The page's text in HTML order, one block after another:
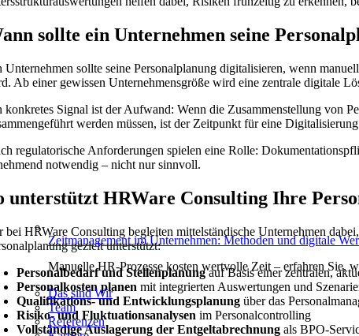
Zeitmanagement im Unternehmen: Methoden und digitale
Manuelle HR-Prozesse kosten wertvolle Zeit – erfahren Sie,
Das sind Wir
Team
Referenzen
sollte ein Unternehmen seine
Unternehmen sollte seine Personalplanung digitalisieren, wenn
Ab einer gewissen Unternehmensgröße wird eine zentrale digitale
konkretes Signal ist der Aufwand: Wenn die Zusammenstellung von
werden müssen, ist der Zeitpunkt für eine
regulatorische Anforderungen spielen eine Rolle:
notwendig – nicht nur sinnvoll.
unterstützt HRWare Consulting Ihre
bei HRWare Consulting begleiten mittelständische Unternehmen
gezielt unterstützt:
Personalbedarf und Stellenplanungauf Basis einer zentralen,
Personalkosten planen mit integrierten Auswertungen und
Qualifikations- und Entwicklungsplanung über das
Risiko- und Fluktuationsanalysen im Personalcontrolling
Vollständige Auslagerung der Entgeltabrechnung als BPO-